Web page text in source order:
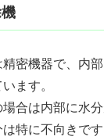
密機器で、内
ます。
合は内部に水
特に不向きです